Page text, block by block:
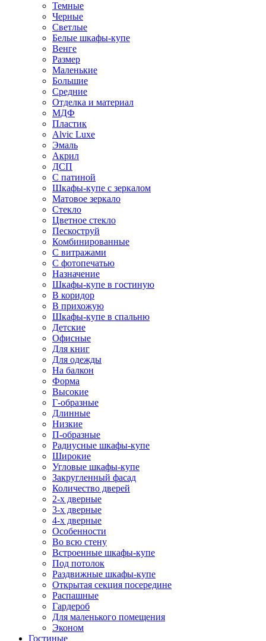
Темные
Черные
Светлые
Белые шкафы-купе
Венге
Размер
Маленькие
Большие
Средние
Отделка и материал
МДФ
Пластик
Alvic Luxe
Эмаль
Акрил
ДСП
С патиной
Шкафы-купе с зеркалом
Матовое зеркало
Стекло
Цветное стекло
Пескоструй
Комбинированные
С витражами
С фотопечатью
Назначение
Шкафы-купе в гостиную
В коридор
В прихожую
Шкафы-купе в спальню
Детские
Офисные
Для книг
Для одежды
На балкон
Форма
Высокие
Г-образные
Длинные
Низкие
П-образные
Радиусные шкафы-купе
Широкие
Угловые шкафы-купе
Закругленный фасад
Количество дверей
2-х дверные
3-х дверные
4-х дверные
Особенности
Во всю стену
Встроенные шкафы-купе
Под потолок
Раздвижные шкафы-купе
Открытая секция посередине
Распашные
Гардероб
Для маленького помещения
Эконом
Гостиные